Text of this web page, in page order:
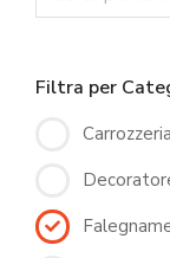
Filtra per
Carrozzeria